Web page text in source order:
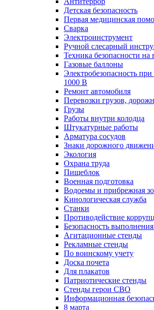
Детская безопасность
Первая медицинская
Сварка
Электроинструмент
Ручной слесарный
Техника безопасности на
Газовые баллоны
Электробезопасность
1000 В
Ремонт автомобиля
Перевозки грузов,
Грузы
Работы внутри колодца
Штукатурные работы
Арматура сосудов
Знаки дорожного
Экология
Охрана труда
Пищеблок
Военная подготовка
Водоемы и прибрежная
Кинологическая служба
Станки
Противодействие
Безопасность
Агитационные стенды
Рекламные стенды
По воинскому учету
Доска почета
Для плакатов
Патриотические стенды
Стенды герои СВО
Информационная
8 марта